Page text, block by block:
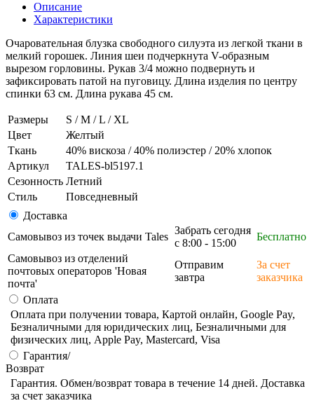
Описание
Характеристики
Очаровательная блузка свободного силуэта из легкой ткани в
мелкий горошек. Линия шеи подчеркнута V-образным
вырезом горловины. Рукав 3/4 можно подвернуть и
зафиксировать патой на пуговицу. Длина изделия по центру
спинки 63 см. Длина рукава 45 см.
Размеры
S / M / L / XL
Цвет
Желтый
Ткань
40% вискоза / 40% полиэстер / 20% хлопок
Артикул
TALES-bl5197.1
Сезонность Летний
Стиль
Повседневный
Доставка
Самовывоз из точек выдачи Tales
Забрать сегодня
с 8:00 - 15:00
Бесплатно
Самовывоз из отделений
почтовых операторов 'Новая
почта'
Отправим
завтра
За счет
заказчика
Оплата
Оплата при получении товара, Картой онлайн, Google Pay,
Безналичными для юридических лиц, Безналичными для
физических лиц, Apple Pay, Mastercard, Visa
Гарантия/
Возврат
Гарантия. Обмен/возврат товара в течение 14 дней. Доставка
за счет заказчика